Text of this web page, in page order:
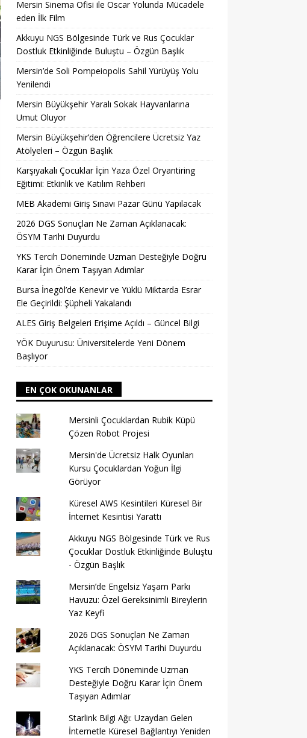
Mersin Sinema Ofisi ile Oscar Yolunda Mücadele
eden İlk Film
Akkuyu NGS Bölgesinde Türk ve Rus Çocuklar
Dostluk Etkinliğinde Buluştu – Özgün Başlık
Mersin’de Soli Pompeiopolis Sahil Yürüyüş Yolu
Yenilendi
Mersin Büyükşehir Yaralı Sokak Hayvanlarına
Umut Oluyor
Mersin Büyükşehir’den Öğrencilere Ücretsiz Yaz
Atölyeleri – Özgün Başlık
Karşıyakalı Çocuklar İçin Yaza Özel Oryantiring
Eğitimi: Etkinlik ve Katılım Rehberi
MEB Akademi Giriş Sınavı Pazar Günü Yapılacak
2026 DGS Sonuçları Ne Zaman Açıklanacak:
ÖSYM Tarihi Duyurdu
YKS Tercih Döneminde Uzman Desteğiyle Doğru
Karar İçin Önem Taşıyan Adımlar
Bursa İnegöl’de Kenevir ve Yüklü Miktarda Esrar
Ele Geçirildi: Şüpheli Yakalandı
ALES Giriş Belgeleri Erişime Açıldı – Güncel Bilgi
YÖK Duyurusu: Üniversitelerde Yeni Dönem
Başlıyor
EN ÇOK OKUNANLAR
Mersinli Çocuklardan Rubik Küpü
Çözen Robot Projesi
Mersin'de Ücretsiz Halk Oyunları
Kursu Çocuklardan Yoğun İlgi
Görüyor
Küresel AWS Kesintileri Küresel Bir
İnternet Kesintisi Yarattı
Akkuyu NGS Bölgesinde Türk ve Rus
Çocuklar Dostluk Etkinliğinde Buluştu
- Özgün Başlık
Mersin’de Engelsiz Yaşam Parkı
Havuzu: Özel Gereksinimli Bireylerin
Yaz Keyfi
2026 DGS Sonuçları Ne Zaman
Açıklanacak: ÖSYM Tarihi Duyurdu
YKS Tercih Döneminde Uzman
Desteğiyle Doğru Karar İçin Önem
Taşıyan Adımlar
Starlink Bilgi Ağı: Uzaydan Gelen
İnternetle Küresel Bağlantıyı Yeniden